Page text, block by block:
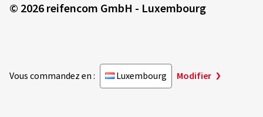
© 2026 reifencom GmbH - Luxembourg
Vous commandez en : Luxembourg Modifier